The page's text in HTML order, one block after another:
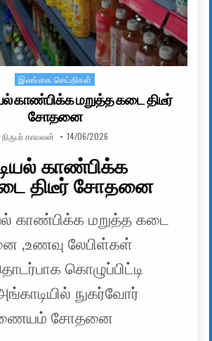
Posted in
இலங்கை செய்திகள்
காண்பிக்க மறுத்த கடை திடீர்
சோதனை
AUTHOR:
நிருபர் காவலன் PUBLISHED DATE:
14/06/2026
காண்பிக்க
திடீர் சோதனை
காண்பிக்க மறுத்த கடை
,உணவு லேபிள்கள்
கொழுப்பிட்டி
நுகர்வோர்
சோதனை